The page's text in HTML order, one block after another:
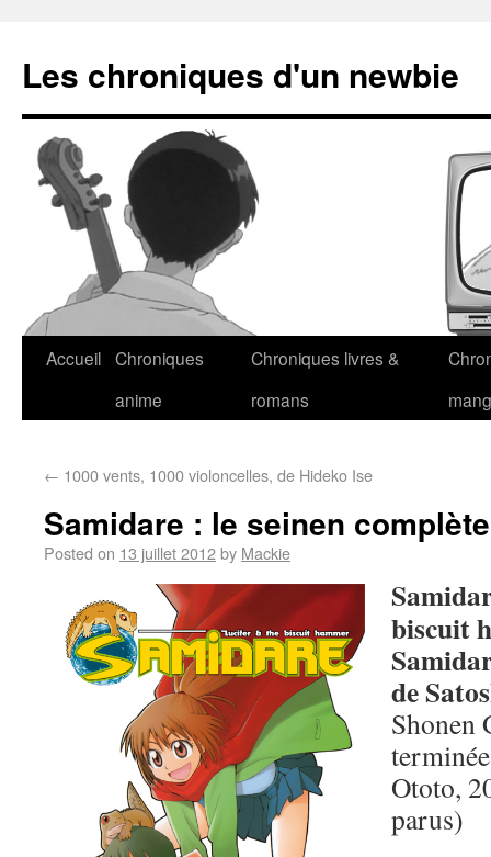
Les chroniques d'un newbie
Accueil Chroniques
anime
Chroniques livres &
romans
← 1000 vents, 1000 violoncelles, de Hideko Ise
Samidare : le seinen
Posted on 13 juillet 2012by Mackie
biscuit
de
Shonen
Ototo,
parus)